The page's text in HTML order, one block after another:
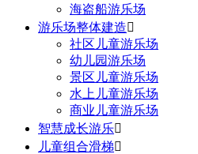
海盗船游乐场
游乐场整体建造
社区儿童游乐场
幼儿园游乐场
景区儿童游乐场
水上儿童游乐场
商业儿童游乐场
智慧成长游乐
儿童组合滑梯